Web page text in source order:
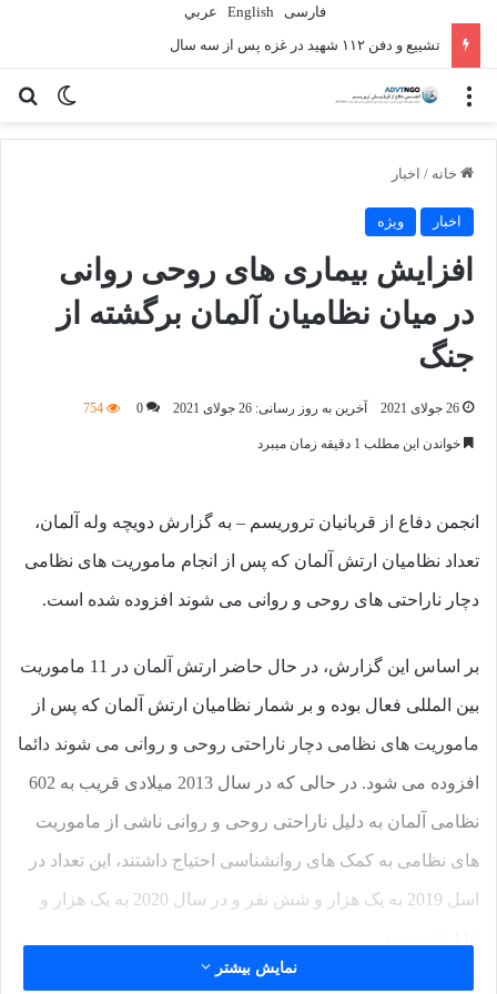
فارسی English
عربي
تشییع و دفن ۱۱۲ شهید در غزه پس از سه سال
تغییر منو
خانه / اخبار
اخبار ویژه
افزایش بیماری های روحی روانی
در میان نظامیان آلمان برگشته از
جنگ
26 جولای 2021 آخرین به روز رسانی: 26 جولای 2021 0
754
خواندن این مطلب 1 دقیقه زمان میبرد
انجمن دفاع از قربانیان تروریسم – به گزارش دویچه وله آلمان،
تعداد نظامیان ارتش آلمان که پس از انجام ماموریت های نظامی
دچار ناراحتی های روحی و روانی می شوند افزوده شده است.
بر اساس این گزارش، در حال حاضر ارتش آلمان در 11 ماموریت
بین المللی فعال بوده و بر شمار نظامیان ارتش آلمان که پس از
ماموریت های نظامی دچار ناراحتی روحی و روانی می شوند دائما
افزوده می شود. در حالی که در سال 2013 میلادی قریب به 602
نظامی آلمان به دلیل ناراحتی روحی و روانی ناشی از ماموریت
های نظامی به کمک های روانشناسی احتیاج داشتند، این تعداد در
اسل 2019 به یک هزار و شش نفر و در سال 2020 به یک هزار و
نمایش بیشتر